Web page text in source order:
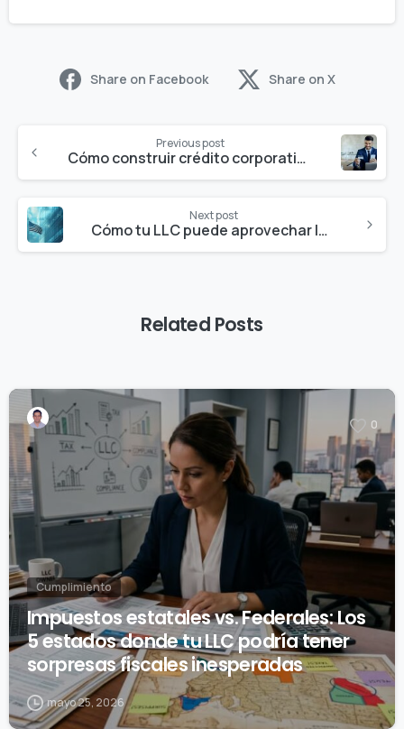
Share on Facebook Share on X
Previous post
Cómo construir crédito corporativo para tu LLC
Next post
Cómo tu LLC puede aprovechar los beneficios de la Ley OBBBA 2026
Related Posts
0
Cumplimiento
Impuestos estatales vs. Federales: Los
5 estados donde tu LLC podría tener
sorpresas fiscales inesperadas
mayo 25, 2026